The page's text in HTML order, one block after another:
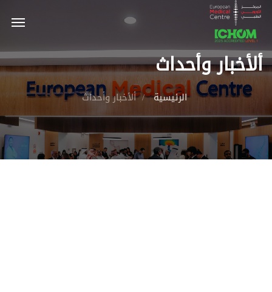
ألأخبار وأحداث
الرئيسية ألأخبار وأحداث